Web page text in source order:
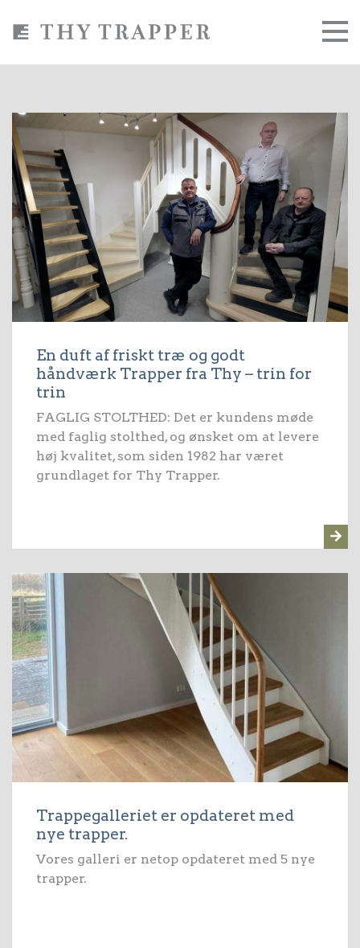
En duft af friskt træ og godt
håndværk Trapper fra Thy – trin for
trin
FAGLIG STOLTHED: Det er kundens møde
med faglig stolthed, og ønsket om at levere
høj kvalitet, som siden 1982 har været
grundlaget for Thy Trapper.
Trappegalleriet er opdateret med
nye trapper.
Vores galleri er netop opdateret med 5 nye
trapper.